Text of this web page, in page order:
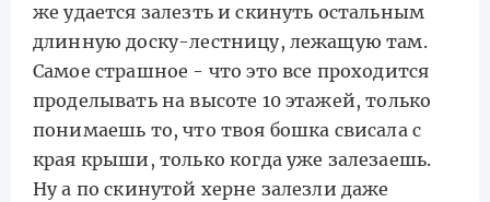
же удается залезть и скинуть остальным
длинную доску-лестницу, лежащую там.
Самое страшное - что это все проходится
проделывать на высоте 10 этажей, только
понимаешь то, что твоя бошка свисала с
края крыши, только когда уже залезаешь.
Ну а по скинутой херне залезли даже